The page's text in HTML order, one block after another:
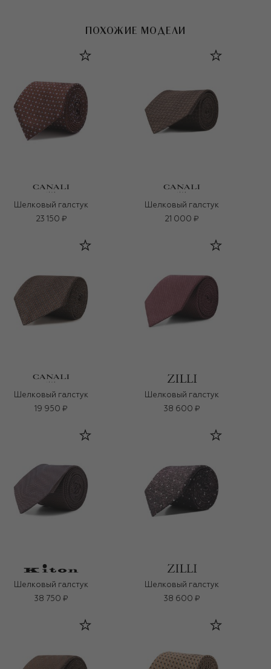
ПОХОЖИЕ МОДЕЛИ
Шелковый галстук
23 150 ₽
Шелковый галстук
21 000 ₽
Шелковый галстук
19 950 ₽
Шелковый галстук
38 600 ₽
Шелковый галстук
38 750 ₽
Шелковый галстук
38 600 ₽